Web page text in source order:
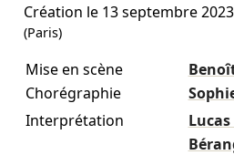
Création le 13 septembre 2023
(Paris)
Mise en scène
Chorégraphie
Interprétation